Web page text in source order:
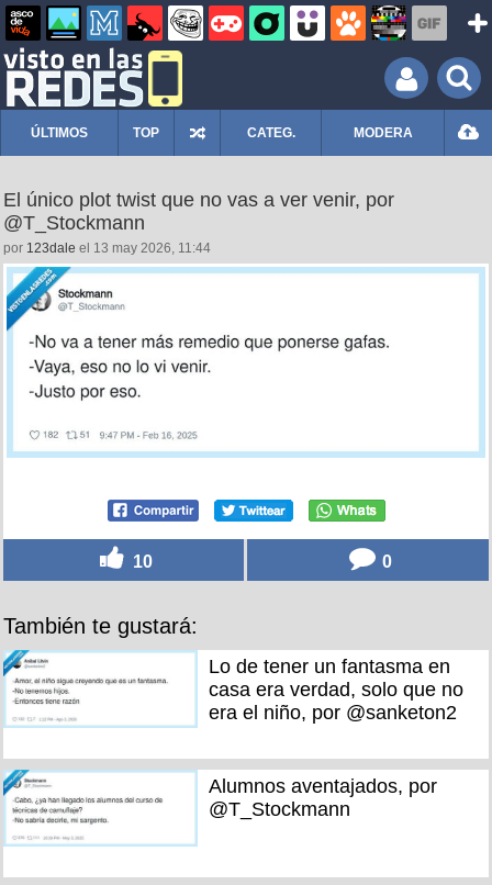
ÚLTIMOS TOP CATEG. MODERA
El único plot twist que no vas a ver venir, por
@T_Stockmann
por 123dale el 13 may 2026, 11:44
10 0
También te gustará:
Lo de tener un fantasma en
casa era verdad, solo que no
era el niño, por @sanketon2
Alumnos aventajados, por
@T_Stockmann